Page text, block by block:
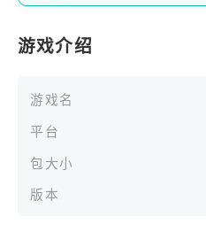
游戏介绍
游戏名
平台
包大小
版本